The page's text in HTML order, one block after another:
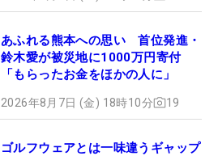
あふれる熊本への思い 首位発進・
鈴木愛が被災地に1000万円寄付
「もらったお金をほかの人に」
2026年8月7日 (金) 18時10分 19
ゴルフウェアとは一味違うギャップ